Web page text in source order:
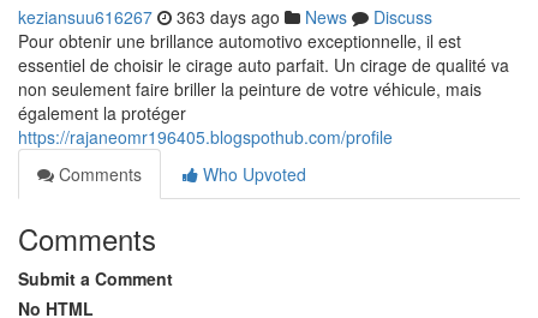
keziansuu616267 363 days ago News
Discuss
Pour obtenir une brillance automotivo exceptionnelle, il est
essentiel de choisir le cirage auto parfait. Un cirage de qualité va
non seulement faire briller la peinture de votre véhicule, mais
également la protéger
https://rajaneomr196405.blogspothub.com/profile
Comments
Who Upvoted
Comments
Submit a Comment
No HTML